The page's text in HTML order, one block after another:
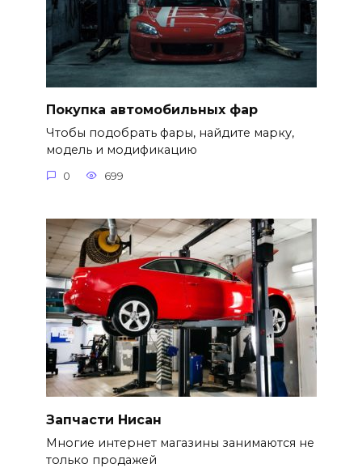
Покупка автомобильных фар
Чтобы подобрать фары, найдите марку,
модель и модификацию
0 699
Запчасти Нисан
Многие интернет магазины занимаются не
только продажей